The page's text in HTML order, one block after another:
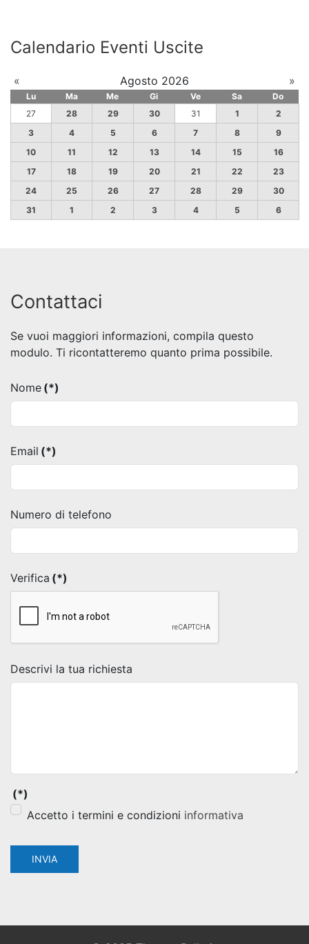
Calendario Eventi Uscite
« Agosto 2026 »
Lu Ma Me Gi Ve Sa
Do
27
28 29 30 31 1
2
3
4 5 6 7 8
9
10
11 12 13 14 15
16
17
18 19 20 21 22
23
24
25 26 27 28 29
30
31
1 2 3 4 5 6
Contattaci
Se vuoi maggiori informazioni, compila questo
modulo. Ti ricontatteremo quanto prima possibile.
Nome (*)
Email (*)
Numero di telefono
Verifica (*)
Descrivi la tua richiesta
(*)
Accetto i termini e condizioni informativa
INVIA